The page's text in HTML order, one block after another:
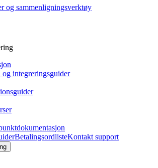
og sammenligningsverktøy
integreringsguider
BetalingsordlisteKontakt support